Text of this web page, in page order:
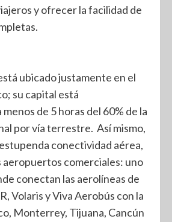
y ofrecer la facilidad de
ubicado justamente en el
su capital está
de 5 horas del 60% de la
por vía terrestre. Así mismo,
conectividad aérea,
aeropuertos comerciales: uno
conectan las aerolíneas de
Volaris y Viva Aerobús con la
Monterrey, Tijuana, Cancún